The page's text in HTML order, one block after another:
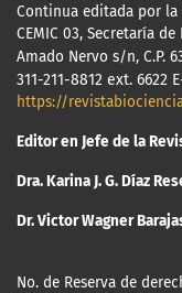
Continua editada por
CEMIC 03, Secretaría
Amado Nervo s/n, C.P.
311-211-8812 ext.
https://
Editor en Jefe de la
Dra. Karina J. G. Díaz
Dr. Victor Wagner
No. de Reserva de